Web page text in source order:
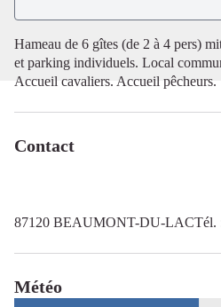
Hameau de 6 gîtes (de 2 à 4 pers)
et parking individuels. Local
Accueil cavaliers. Accueil pêcheurs.
Contact
87120 BEAUMONT-DU-LACTél.
Météo